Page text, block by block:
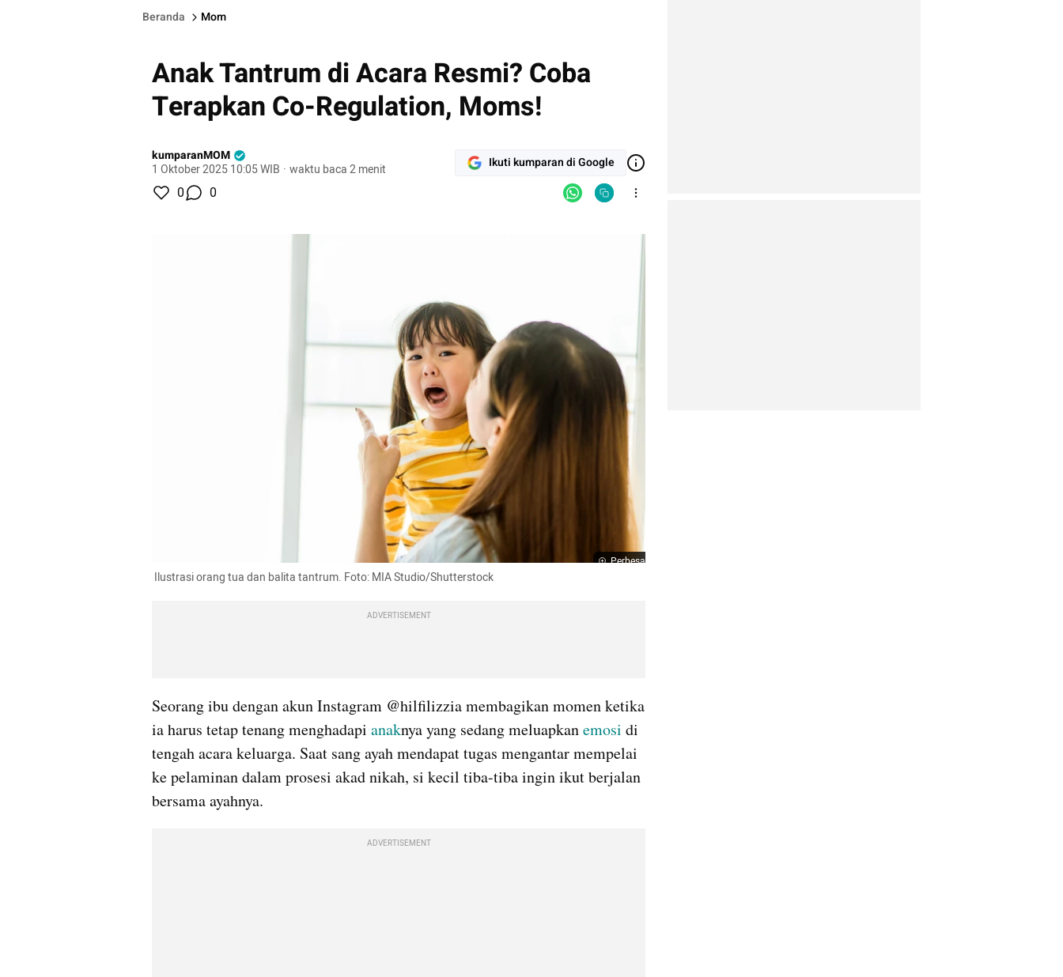
Beranda Mom
Anak Tantrum di Acara Resmi? Coba
Terapkan Co-Regulation, Moms!
kumparanMOM
1 Oktober 2025 10:05 WIB · waktu baca 2 menit Ikuti kumparan di Google
0 0
Perbesar
Ilustrasi orang tua dan balita tantrum. Foto: MIA Studio/Shutterstock
ADVERTISEMENT
Seorang ibu dengan akun Instagram @hilfilizzia membagikan momen ketika
ia harus tetap tenang menghadapi anaknya yang sedang meluapkan emosi di
tengah acara keluarga. Saat sang ayah mendapat tugas mengantar mempelai
ke pelaminan dalam prosesi akad nikah, si kecil tiba-tiba ingin ikut berjalan
bersama ayahnya.
ADVERTISEMENT